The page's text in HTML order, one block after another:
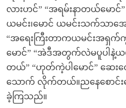
လားဟင်” “အရမ်းနာတယ်မော
ယမင်း၊မောင် ယမင်းသက်သာအ
“အရေးကြီးတာကယမင်းအရှ
မောင်” “အဲဒီအတွက်လဲမပူပါနဲ့ယမ
တယ်” “ဟုတ်ကဲ့ပါမောင်” ဆေ
သောက် လိုက်တယ်။ညနေစောင်း
ခဲ့ကြသည်။